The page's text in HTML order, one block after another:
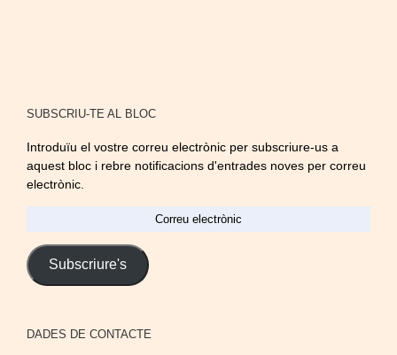
SUBSCRIU-TE AL BLOC
Introduïu el vostre correu electrònic per subscriure-us a
aquest bloc i rebre notificacions d'entrades noves per correu
electrònic.
Subscriure's
DADES DE CONTACTE